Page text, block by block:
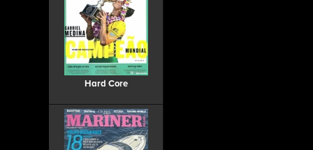
Hard Core